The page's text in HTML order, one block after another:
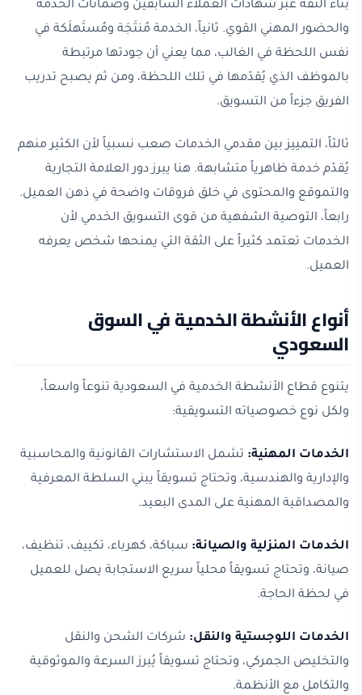
بناء الثقة عبر شهادات العملاء السابقين وضمانات الخدمة
والحضور المهني القوي. ثانياً، الخدمة مُنتَجَة ومُستَهلَكة في
نفس اللحظة في الغالب، مما يعني أن جودتها مرتبطة
بالموظف الذي يُقدّمها في تلك اللحظة، ومن ثم يصبح تدريب
الفريق جزءاً من التسويق.
ثالثاً، التمييز بين مقدمي الخدمات صعب نسبياً لأن الكثير منهم
يُقدّم خدمة ظاهرياً متشابهة. هنا يبرز دور العلامة التجارية
والتموقع والمحتوى في خلق فروقات واضحة في ذهن العميل.
رابعاً، التوصية الشفهية من قوى التسويق الخدمي لأن
الخدمات تعتمد كثيراً على الثقة التي يمنحها شخص يعرفه
العميل.
أنواع الأنشطة الخدمية في السوق
السعودي
يتنوع قطاع الأنشطة الخدمية في السعودية تنوعاً واسعاً،
ولكل نوع خصوصياته التسويقية:
الخدمات المهنية: تشمل الاستشارات القانونية والمحاسبية
والإدارية والهندسية، وتحتاج تسويقاً يبني السلطة المعرفية
والمصداقية المهنية على المدى البعيد.
الخدمات المنزلية والصيانة: سباكة، كهرباء، تكييف، تنظيف،
صيانة، وتحتاج تسويقاً محلياً سريع الاستجابة يصل للعميل
في لحظة الحاجة.
الخدمات اللوجستية والنقل: شركات الشحن والنقل
والتخليص الجمركي، وتحتاج تسويقاً يُبرز السرعة والموثوقية
والتكامل مع الأنظمة.